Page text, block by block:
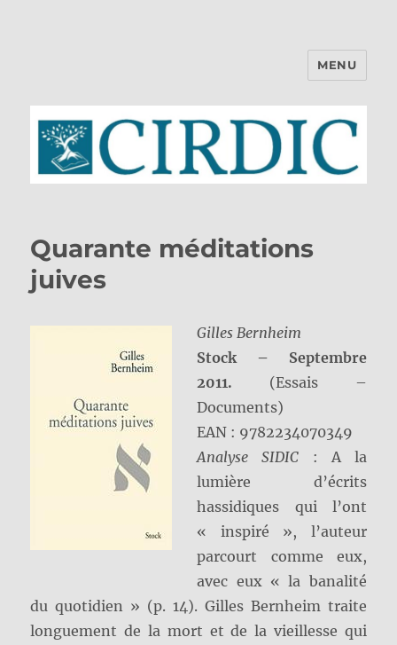
MENU
Quarante méditations
juives
Gilles Bernheim
Stock – Septembre
2011. (Essais –
Documents)
EAN : 9782234070349
Analyse SIDIC : A la
lumière d’écrits
hassidiques qui l’ont
« inspiré », l’auteur
parcourt comme eux,
avec eux « la banalité
du quotidien » (p. 14). Gilles Bernheim traite
longuement de la mort et de la vieillesse qui